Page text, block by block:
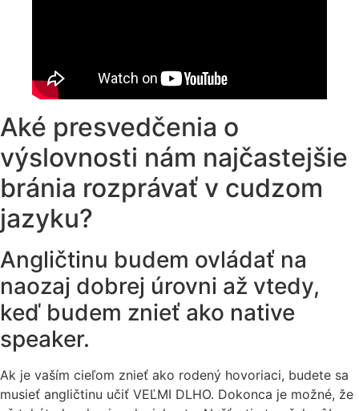
Aké presvedčenia o
výslovnosti nám najčastejšie
bránia rozprávať v cudzom
jazyku?
Angličtinu budem ovládať na
naozaj dobrej úrovni až vtedy,
keď budem znieť ako native
speaker.
Ak je vaším cieľom znieť ako rodený hovoriaci, budete sa
musieť angličtinu učiť VEĽMI DLHO. Dokonca je možné, že